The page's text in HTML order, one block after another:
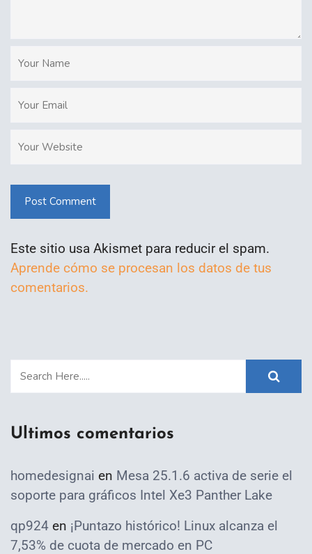
Post Comment
Este sitio usa Akismet para reducir el spam.
Aprende cómo se procesan los datos de tus
comentarios.
Ultimos comentarios
homedesignai en Mesa 25.1.6 activa de serie el
soporte para gráficos Intel Xe3 Panther Lake
qp924 en ¡Puntazo histórico! Linux alcanza el
7,53% de cuota de mercado en PC